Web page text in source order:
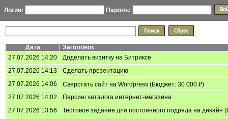
Логин: Пароль:
Дата
Заголовок
27.07.2026 14:20
Доделать визитку на Битриксе
27.07.2026 14:13
Сделать презентацию
27.07.2026 14:06
Сверстать сайт на Wordpress (Бюджет: 30 000 ₽)
27.07.2026 14:02
Парсинг каталога интернет-магазина
27.07.2026 13:56
Тестовое задание для постоянного подряда на дизайн